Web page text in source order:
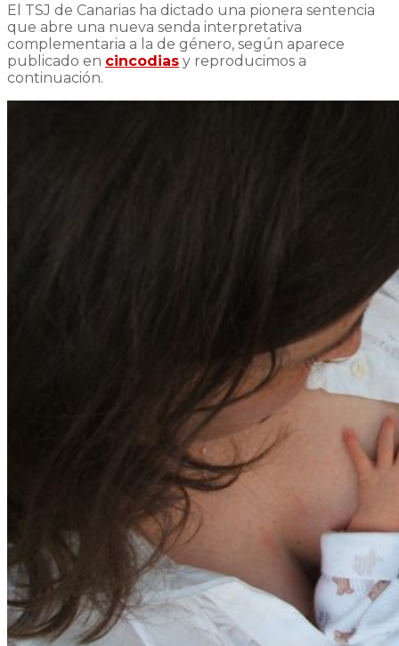
El TSJ de Canarias ha dictado una pionera sentencia
que abre una nueva senda interpretativa
complementaria a la de género, según aparece
publicado en cincodias y reproducimos a
continuación.